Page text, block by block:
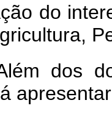
do
dos